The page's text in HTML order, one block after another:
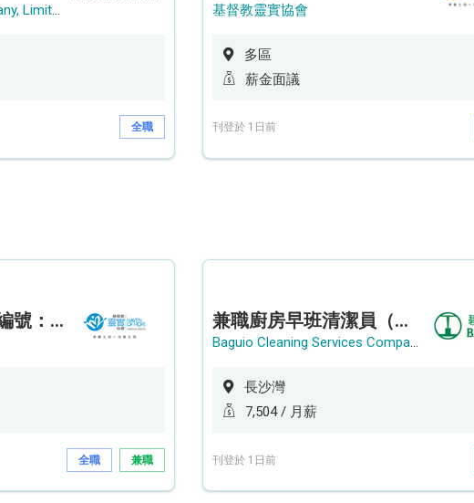
The Repulse Bay Company, Limited
全職
基督教靈實協會
多區
薪金面議
刊登於 1日前
助理復康服務員 (編號：RSD/ARSW/CTE)
全職 兼職
兼職廚房早班清潔員（長沙灣）
Baguio Cleaning Services Company Limited
長沙灣
7,504 / 月薪
刊登於 1日前